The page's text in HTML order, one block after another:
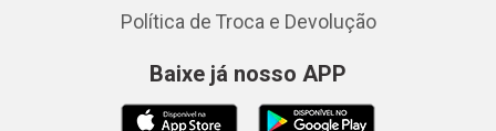
Política de Troca e Devolução
Baixe já nosso APP